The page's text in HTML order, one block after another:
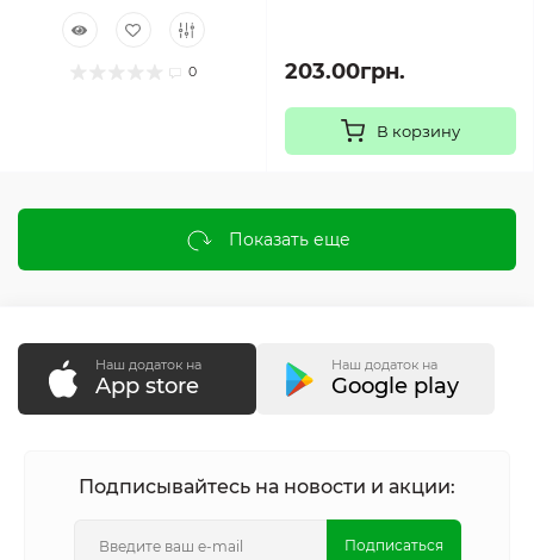
0 203.00грн.
В корзину
Показать еще
Наш додаток на
App store
Наш додаток на
Google play
Подписывайтесь на новости и акции:
Подписаться